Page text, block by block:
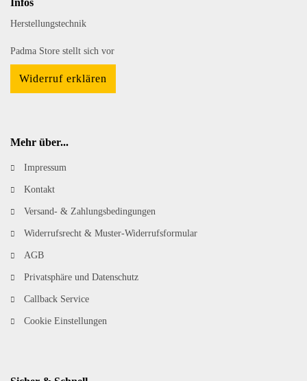
Herstellungstechnik
Padma Store stellt sich vor
Widerruf erklären
Mehr über...
Impressum
Kontakt
Versand- & Zahlungsbedingungen
Widerrufsrecht & Muster-Widerrufsformular
AGB
Privatsphäre und Datenschutz
Callback Service
Cookie Einstellungen